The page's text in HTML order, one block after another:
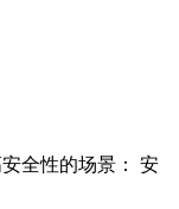
全性的场景： 安